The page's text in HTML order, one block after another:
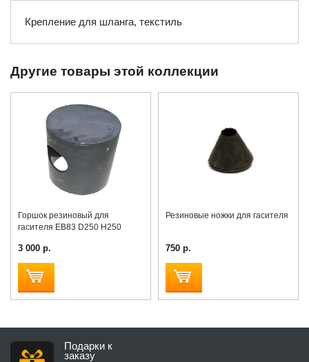
Крепление для шланга, текстиль
Другие товары этой коллекции
Горшок резиновый для
гасителя EB83 D250 H250
3 000 р.
Резиновые ножки для гасителя
750 р.
Подарки к
заказу